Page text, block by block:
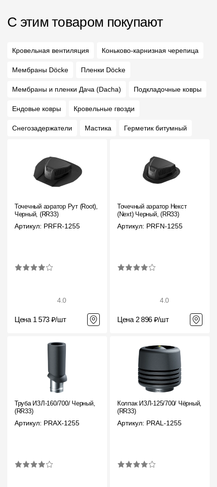
С этим товаром покупают
Кровельная вентиляция Коньково-карнизная черепица
Мембраны Döcke Пленки Döcke
Мембраны и пленки Дача (Dacha) Подкладочные ковры
Ендовые ковры Кровельные гвозди
Снегозадержатели Мастика Герметик битумный
Точечный аэратор Рут (Root),
Черный, (RR33)
Артикул: PRFR-1255
4.0
Цена 1 573 ₽/шт
Точечный аэратор Некст
(Next) Черный, (RR33)
Артикул: PRFN-1255
4.0
Цена 2 896 ₽/шт
Труба ИЗЛ-160/700/ Черный,
(RR33)
Артикул: PRAX-1255
Колпак ИЗЛ-125/700/ Чёрный,
(RR33)
Артикул: PRAL-1255